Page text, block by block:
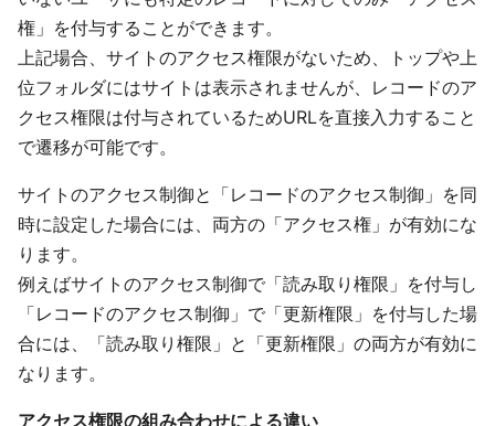
権」を付与することができます。
上記場合、サイトのアクセス権限がないため、トップや上
位フォルダにはサイトは表示されませんが、レコードのア
クセス権限は付与されているためURLを直接入力すること
で遷移が可能です。
サイトのアクセス制御と「レコードのアクセス制御」を同
時に設定した場合には、両方の「アクセス権」が有効にな
ります。
例えばサイトのアクセス制御で「読み取り権限」を付与し
「レコードのアクセス制御」で「更新権限」を付与した場
合には、「読み取り権限」と「更新権限」の両方が有効に
なります。
アクセス権限の組み合わせによる違い